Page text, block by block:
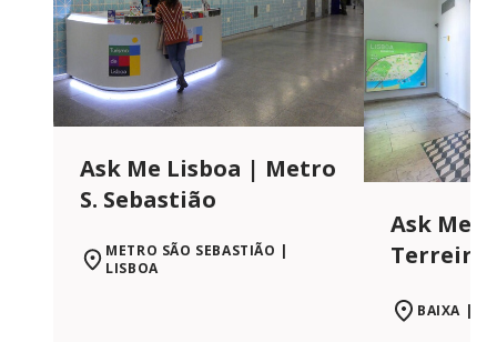
Ask Me Lisboa | Metro
S. Sebastião
METRO SÃO SEBASTIÃO |
LISBOA
Ask Me
Terreiro
BAIXA |